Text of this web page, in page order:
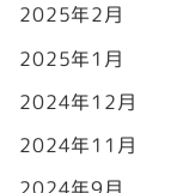
2025年2月
2025年1月
2024年12月
2024年11月